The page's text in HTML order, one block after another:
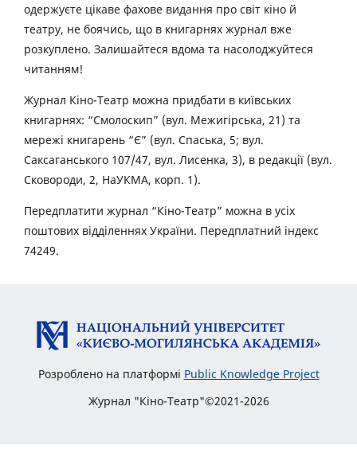
одержуєте цікаве фахове видання про світ кіно й
театру, не боячись, що в книгарнях журнал вже
розкуплено. Залишайтеся вдома та насолоджуйтеся
читанням!
Журнал Кіно-Театр можна придбати в київських
книгарнях: “Смолоскип” (вул. Межигірська, 21) та
мережі книгарень “Є” (вул. Спаська, 5; вул.
Саксаганського 107/47, вул. Лисенка, 3), в редакції (вул.
Сковороди, 2, НаУКМА, корп. 1).
Передплатити журнал “Кіно-Театр” можна в усіх
поштових відділеннях України. Передплатний індекс
74249.
Розроблено на платформі Public Knowledge Project
Журнал "Кіно-Театр"©2021-2026